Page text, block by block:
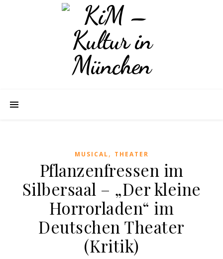
MUSICAL, THEATER
Pflanzenfressen im
Silbersaal – „Der kleine
Horrorladen“ im
Deutschen Theater
(Kritik)